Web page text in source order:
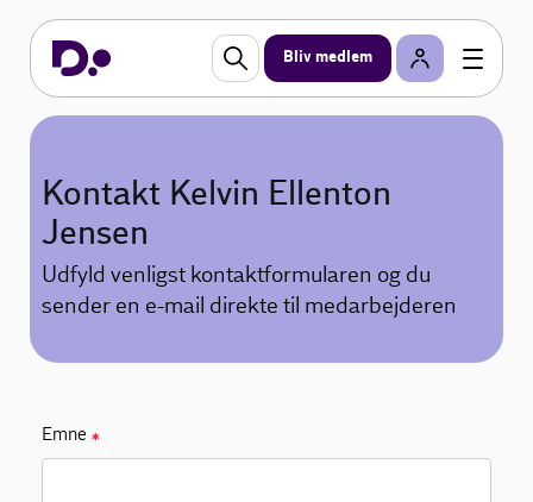
Bliv medlem
Kontakt Kelvin Ellenton
Jensen
Udfyld venligst kontaktformularen og du
sender en e-mail direkte til medarbejderen
Emne ✱